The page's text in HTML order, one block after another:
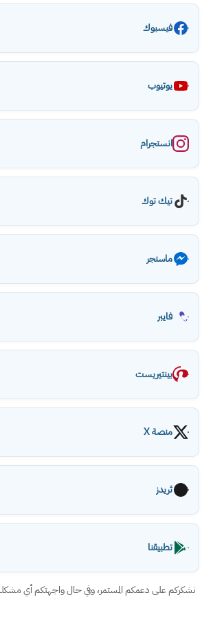
فيسبوك
يوتيوب
انستجرام
تيك توك
ماسنجر
فايبر
بينتيريست
منصة X
ثريدز
تطبيقنا
نشكركم على دعمكم المستمر، وفي حال واجهتكم أي مشكلة